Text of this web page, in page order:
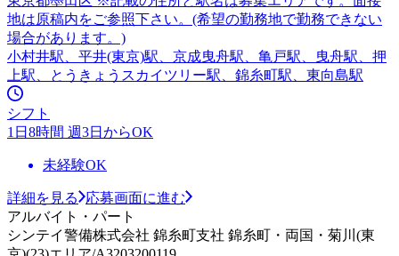
地は原稿内をご参照下さい。(希望の勤務地で勤務できない
場合があります。)
小村井駅、平井(東京)駅、京成曳舟駅、亀戸駅、曳舟駅、押
上駅、とうきょうスカイツリー駅、錦糸町駅、東向島駅
シフト
1日8時間 週3日からOK
未経験OK
詳細を見る
応募画面に進む
アルバイト・パート
シンテイ警備株式会社 錦糸町支社 錦糸町・両国・菊川(東